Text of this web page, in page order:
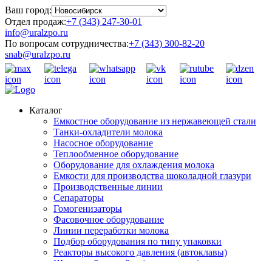
Ваш город:
Отдел продаж:+7 (343) 247-30-01
info@uralzpo.ru
По вопросам сотрудничества:+7 (343) 300-82-20
snab@uralzpo.ru
Каталог
Емкостное оборудование из нержавеющей стали
Танки-охладители молока
Насосное оборудование
Теплообменное оборудование
Оборудование для охлаждения молока
Емкости для производства шоколадной глазури
Производственные линии
Сепараторы
Гомогенизаторы
Фасовочное оборудование
Линии переработки молока
Подбор оборудования по типу упаковки
Реакторы высокого давления (автоклавы)